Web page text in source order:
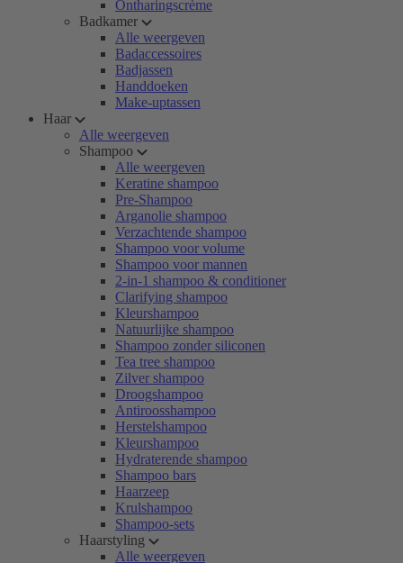
Ontharingscrème
Badkamer
Alle weergeven
Badaccessoires
Badjassen
Handdoeken
Make-uptassen
Haar
Alle weergeven
Shampoo
Alle weergeven
Keratine shampoo
Pre-Shampoo
Arganolie shampoo
Verzachtende shampoo
Shampoo voor volume
Shampoo voor mannen
2-in-1 shampoo & conditioner
Clarifying shampoo
Kleurshampoo
Natuurlijke shampoo
Shampoo zonder siliconen
Tea tree shampoo
Zilver shampoo
Droogshampoo
Antiroosshampoo
Herstelshampoo
Kleurshampoo
Hydraterende shampoo
Shampoo bars
Haarzeep
Krulshampoo
Shampoo-sets
Haarstyling
Alle weergeven